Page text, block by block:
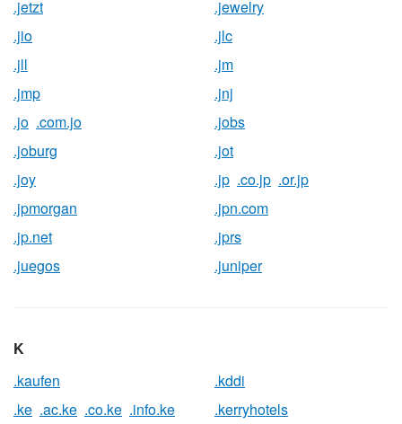
.jetzt
.jewelry
.jio
.jlc
.jll
.jm
.jmp
.jnj
.jo .com.jo
.jobs
.joburg
.jot
.joy
.jp .co.jp .or.jp
.jpmorgan
.jpn.com
.jp.net
.jprs
.juegos
.juniper
K
.kaufen
.kddi
.ke .ac.ke .co.ke .info.ke .kerryhotels